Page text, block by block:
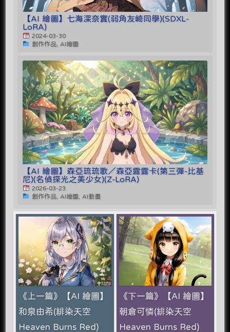
【AI 繪圖】七海深奈實(弱角友崎同學)(SDXL-
LoRA)
2024-03-30
創作作品, AI繪圖
【AI 繪圖】森亞琉琉歌／森亞露露卡(第三彈-比基
尼)(名偵探光之美少女)(Z-LoRA)
2026-03-23
創作作品, AI繪圖, AI動畫
《上一篇》【AI 繪圖】
和泉由希(緋染天空
Heaven Burns Red)
《下一篇》【AI 繪圖】
朝倉可憐(緋染天空
Heaven Burns Red)